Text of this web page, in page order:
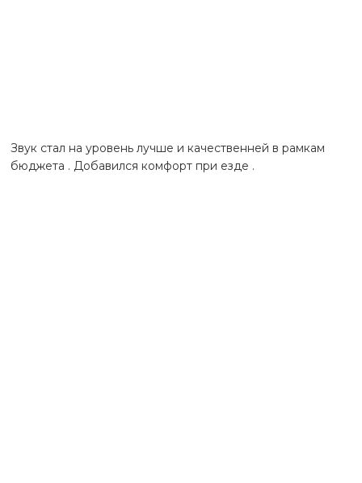
Звук стал на уровень лучше и качественней в рамкам
бюджета . Добавился комфорт при езде .